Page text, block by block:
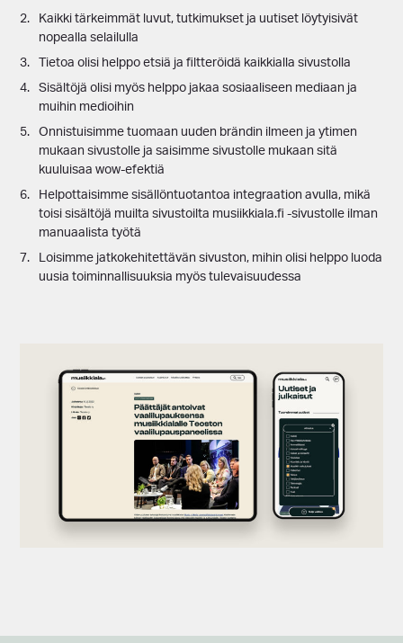
Kaikki tärkeimmät luvut, tutkimukset ja uutiset löytyisivät
nopealla selailulla
Tietoa olisi helppo etsiä ja filtteröidä kaikkialla sivustolla
Sisältöjä olisi myös helppo jakaa sosiaaliseen mediaan ja
muihin medioihin
Onnistuisimme tuomaan uuden brändin ilmeen ja ytimen
mukaan sivustolle ja saisimme sivustolle mukaan sitä
kuuluisaa wow-efektiä
Helpottaisimme sisällöntuotantoa integraation avulla, mikä
toisi sisältöjä muilta sivustoilta musiikkiala.fi -sivustolle ilman
manuaalista työtä
Loisimme jatkokehitettävän sivuston, mihin olisi helppo luoda
uusia toiminnallisuuksia myös tulevaisuudessa